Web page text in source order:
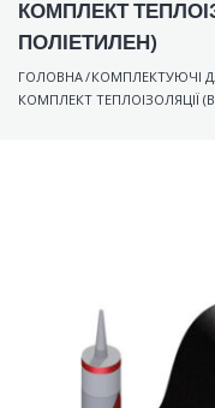
КОМПЛЕКТ
ПОЛІЕТИЛЕН)
ГОЛОВНА/КОМПЛЕКТУЮЧІ
КОМПЛЕКТ ТЕПЛОІЗОЛЯЦІЇ